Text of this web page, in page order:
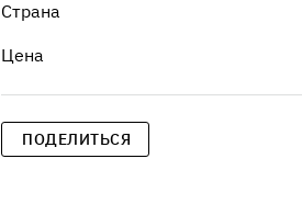
Страна
Цена
ПОДЕЛИТЬСЯ